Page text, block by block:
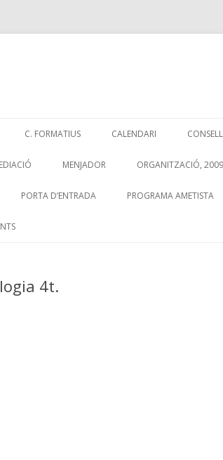
to
C. FORMATIUS CALENDARI
MENJADOR ORGANITZACIÓ,
PORTA D’ENTRADA PROGRAMA AMETISTA
4t.